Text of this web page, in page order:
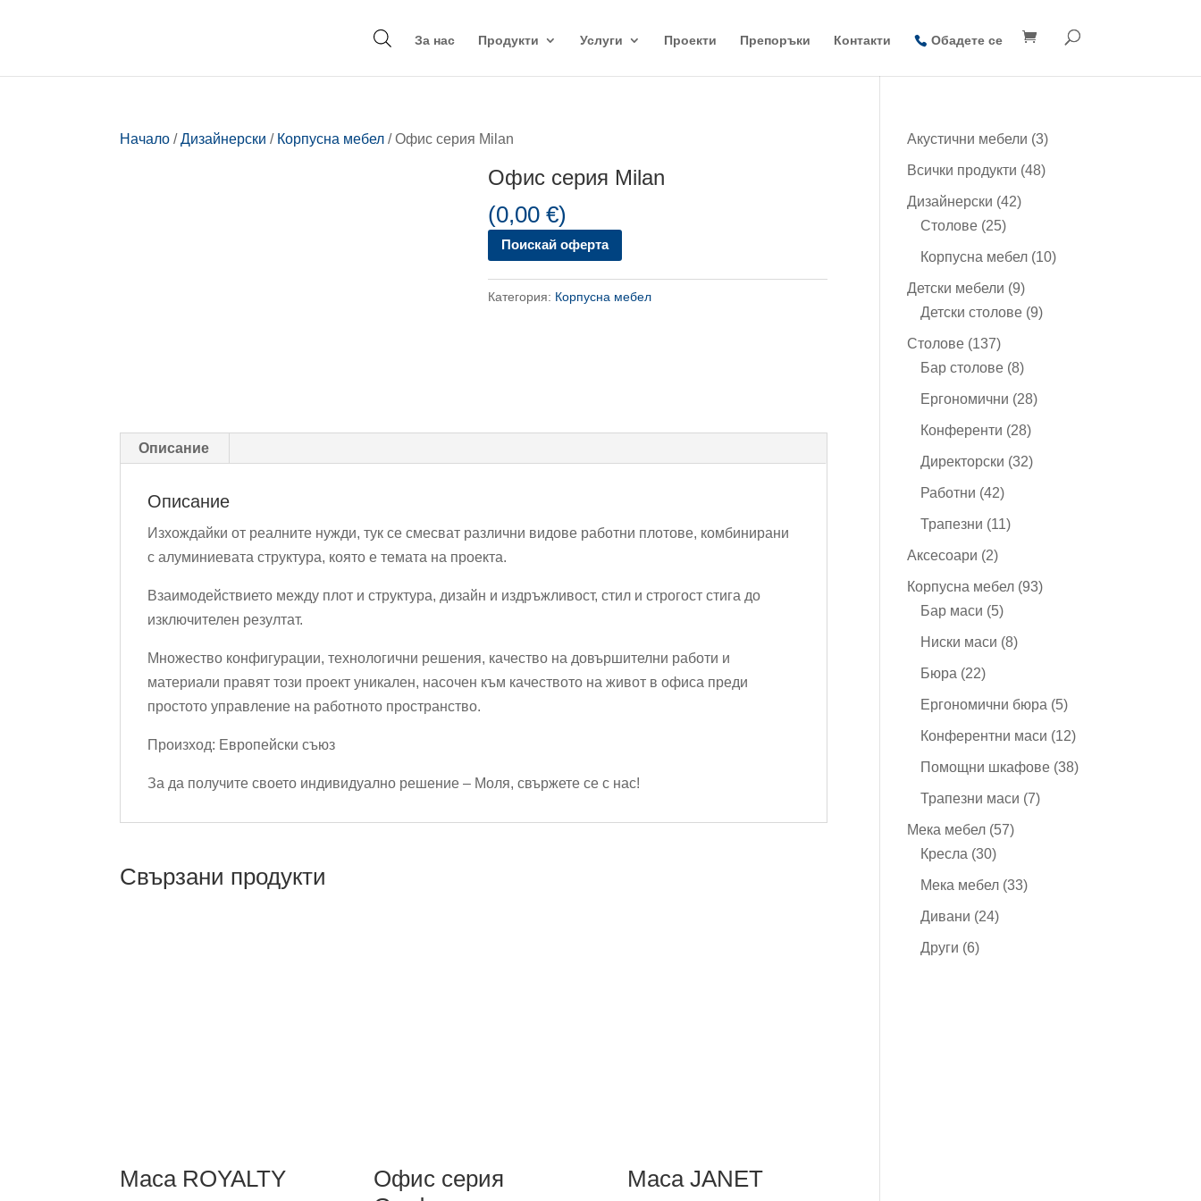
За нас Продукти Услуги Проекти Препоръки Контакти Обадете се
Начало /Дизайнерски / Корпусна мебел / Офис серия Milan
Офис серия Milan
(0,00€)
Поискай оферта
Категория: Корпусна мебел
Описание
Описание
Изхождайки от реалните нужди, тук се смесват различни видове работни плотове, комбинирани
с алуминиевата структура, която е темата на проекта.
Взаимодействието между плот и структура, дизайн и издръжливост, стил и строгост стига до
изключителен резултат.
Множество конфигурации, технологични решения, качество на довършителни работи и
материали правят този проект уникален, насочен към качеството на живот в офиса преди
простото управление на работното пространство.
Произход: Европейски съюз
За да получите своето индивидуално решение – Моля, свържете се с нас!
Свързани продукти
Маса ROYALTY
Офис серия
Маса JANET
Акустични мебели 33
продукта
Всички продукти 4848
Дизайнерски 4242
Столове 2525
продукта
Корпусна мебел 1010
Детски мебели 99
продукта
Детски столове 99
Столове 137137
продукта
Бар столове 88
продукта
Ергономични 2828
Конференти 2828
продукта
Директорски 3232
Работни 4242
продукта
Трапезни 1111
Аксесоари 22
продукта
Корпусна мебел 9393
Бар маси 55
продукта
Ниски маси 88
Бюра 2222
продукта
Ергономични бюра 55
продукта
Конферентни маси 1212
продукта
Помощни шкафове 3838
Трапезни маси 77
Мека мебел 5757
Кресла 3030
продукта
Мека мебел 3333
Дивани 2424
Други 66